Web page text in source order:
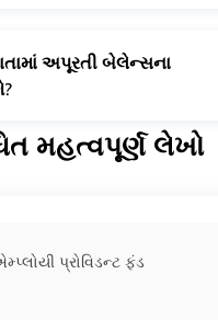
અપૂરતી બેલેન્સના
એકાઉન્ટ ફ્રીઝ કરી દેશે. તે 12
કરે છે અને 2 વર્ષ પછી તેને બંધ
મહત્વપૂર્ણ લેખો
પ્રોવિડન્ટ ફંડ